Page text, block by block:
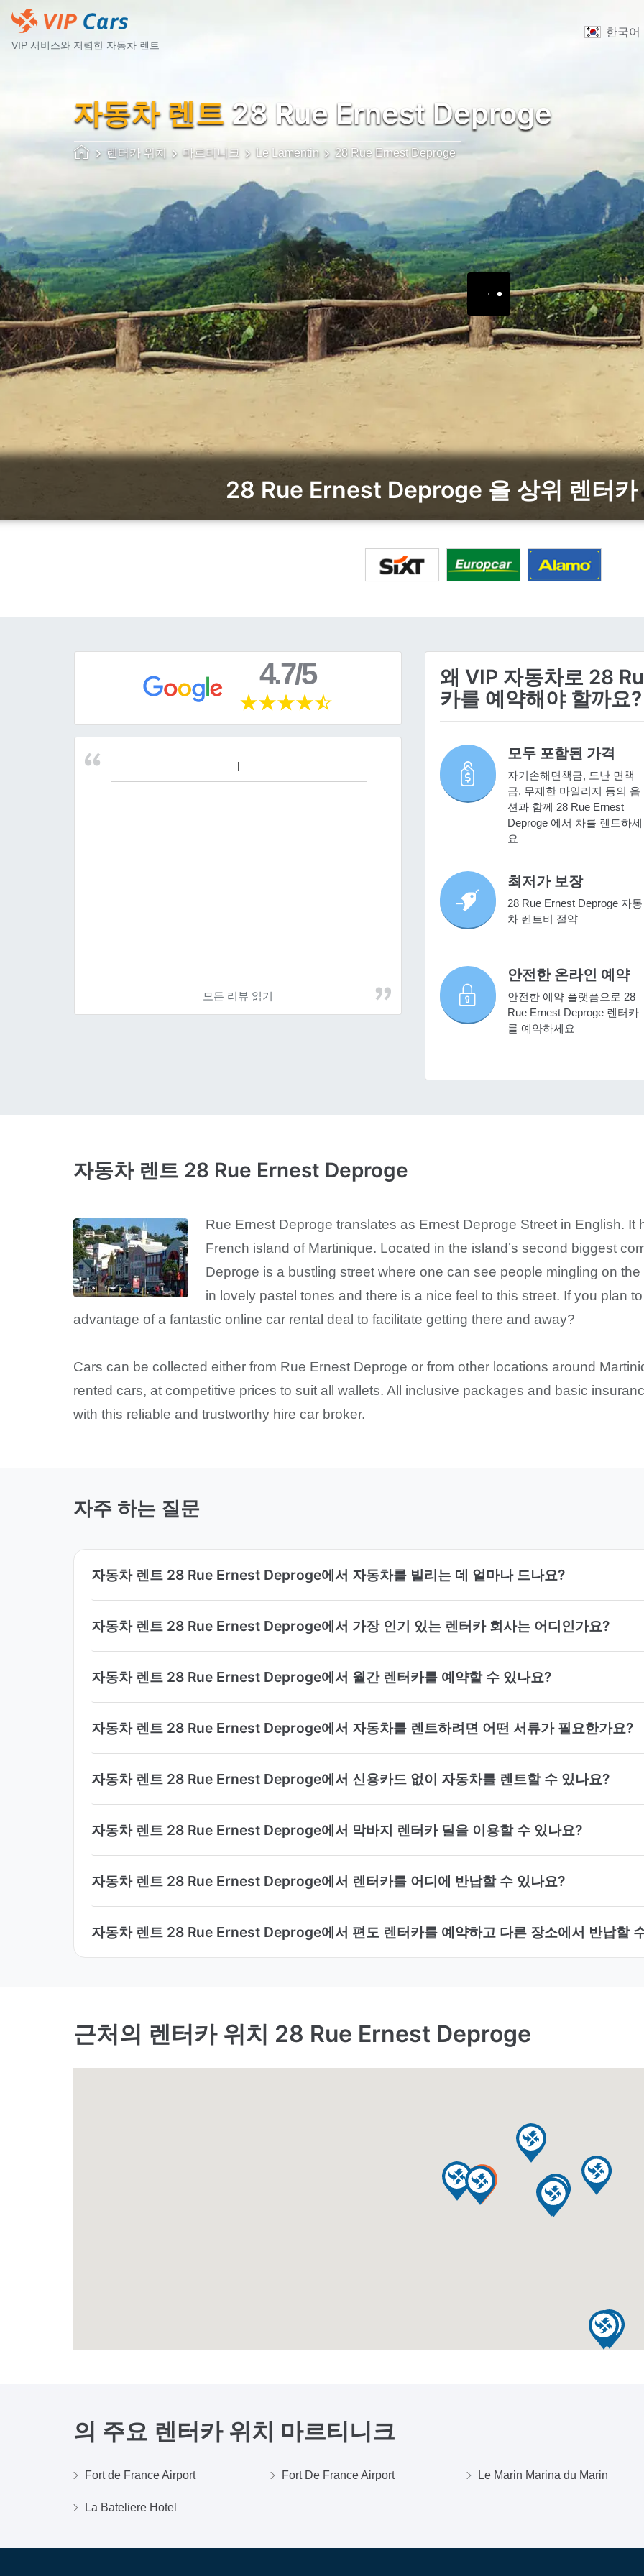
VIP 서비스와 저렴한 자동차 렌트
한국어
자동차 렌트 28 Rue Ernest Deproge
렌터카 위치 마르티니크 Le Lamentin 28 Rue Ernest Deproge
28 Rue Ernest Deproge 을 상위 렌터카
4.7/5
모든 리뷰 읽기
왜 VIP 자동차로 28
카를 예약해야 할까요?
모두 포함된 가격
자기손해면책금, 도난 면책
금, 무제한 마일리지 등의 옵
션과 함께 28 Rue Ernest
Deproge 에서 차를 렌트하세
요
최저가 보장
28 Rue Ernest Deproge 자동
차 렌트비 절약
안전한 온라인 예약
안전한 예약 플랫폼으로 28
Rue Ernest Deproge 렌터카
를 예약하세요
자동차 렌트 28 Rue Ernest Deproge
Rue Ernest Deproge translates as Ernest Deproge Street in English.
French island of Martinique. Located in the island’s second biggest
Deproge is a bustling street where one can see people mingling on
in lovely pastel tones and there is a nice feel to this street. If you plan
advantage of a fantastic online car rental deal to facilitate getting there and away?
Cars can be collected either from Rue Ernest Deproge or from other locations around
rented cars, at competitive prices to suit all wallets. All inclusive packages and basic
with this reliable and trustworthy hire car broker.
자주 하는 질문
자동차 렌트 28 Rue Ernest Deproge에서 자동차를 빌리는 데 얼마나 드나요?
자동차 렌트 28 Rue Ernest Deproge에서 가장 인기 있는 렌터카 회사는 어디인가요?
자동차 렌트 28 Rue Ernest Deproge에서 월간 렌터카를 예약할 수 있나요?
자동차 렌트 28 Rue Ernest Deproge에서 자동차를 렌트하려면 어떤 서류가 필요한가요?
자동차 렌트 28 Rue Ernest Deproge에서 신용카드 없이 자동차를 렌트할 수 있나요?
자동차 렌트 28 Rue Ernest Deproge에서 막바지 렌터카 딜을 이용할 수 있나요?
자동차 렌트 28 Rue Ernest Deproge에서 렌터카를 어디에 반납할 수 있나요?
자동차 렌트 28 Rue Ernest Deproge에서 편도 렌터카를 예약하고 다른 장소에서 반납할
근처의 렌터카 위치 28 Rue Ernest Deproge
의 주요 렌터카 위치 마르티니크
Fort de France Airport Fort De France Airport Le Marin Marina du Marin
La Bateliere Hotel